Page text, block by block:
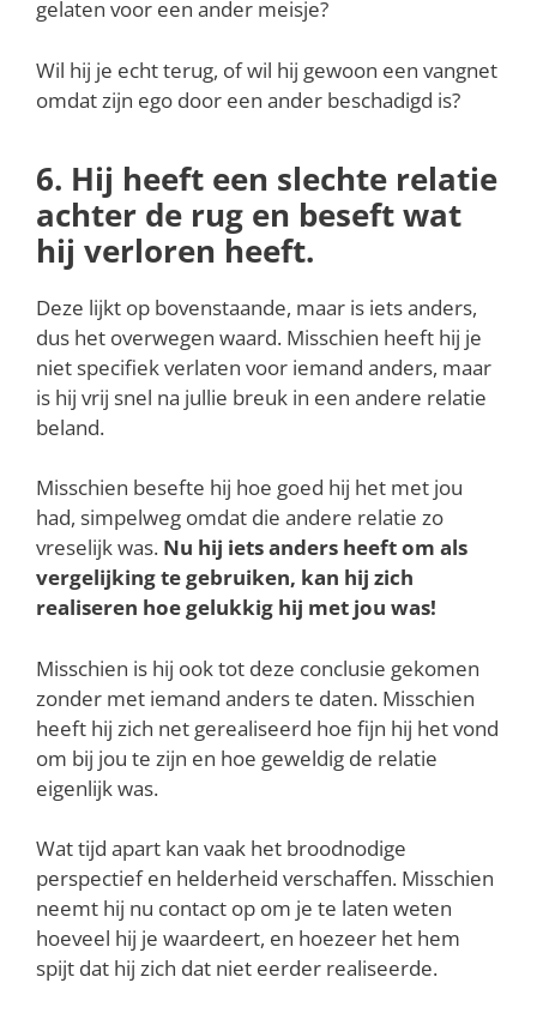
gelaten voor een ander meisje?
Wil hij je echt terug, of wil hij gewoon een vangnet
omdat zijn ego door een ander beschadigd is?
6. Hij heeft een slechte relatie
achter de rug en beseft wat
hij verloren heeft.
Deze lijkt op bovenstaande, maar is iets anders,
dus het overwegen waard. Misschien heeft hij je
niet specifiek verlaten voor iemand anders, maar
is hij vrij snel na jullie breuk in een andere relatie
beland.
Misschien besefte hij hoe goed hij het met jou
had, simpelweg omdat die andere relatie zo
vreselijk was. Nu hij iets anders heeft om als
vergelijking te gebruiken, kan hij zich
realiseren hoe gelukkig hij met jou was!
Misschien is hij ook tot deze conclusie gekomen
zonder met iemand anders te daten. Misschien
heeft hij zich net gerealiseerd hoe fijn hij het vond
om bij jou te zijn en hoe geweldig de relatie
eigenlijk was.
Wat tijd apart kan vaak het broodnodige
perspectief en helderheid verschaffen. Misschien
neemt hij nu contact op om je te laten weten
hoeveel hij je waardeert, en hoezeer het hem
spijt dat hij zich dat niet eerder realiseerde.